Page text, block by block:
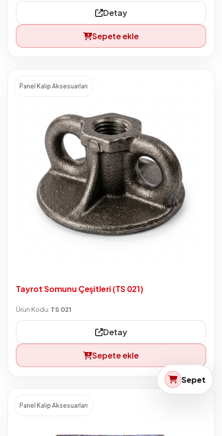
Detay
Sepete ekle
Panel Kalıp Aksesuarları
Tayrot Somunu Çeşitleri (TS 021)
Ürün Kodu: TS 021
Detay
Sepete ekle
Panel Kalıp Aksesuarları
Sepet